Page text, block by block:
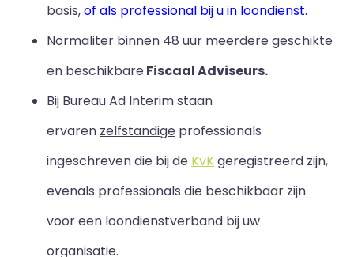
basis,of als professional bij u in loondienst.
Normaliter binnen 48 uur meerdere geschikte
en beschikbareFiscaal Adviseurs.
Bij Bureau Ad Interim staan
ervaren zelfstandige professionals
ingeschreven die bij de KvKgeregistreerd zijn,
evenals professionals die beschikbaar zijn
voor een loondienstverband bij uw
organisatie.